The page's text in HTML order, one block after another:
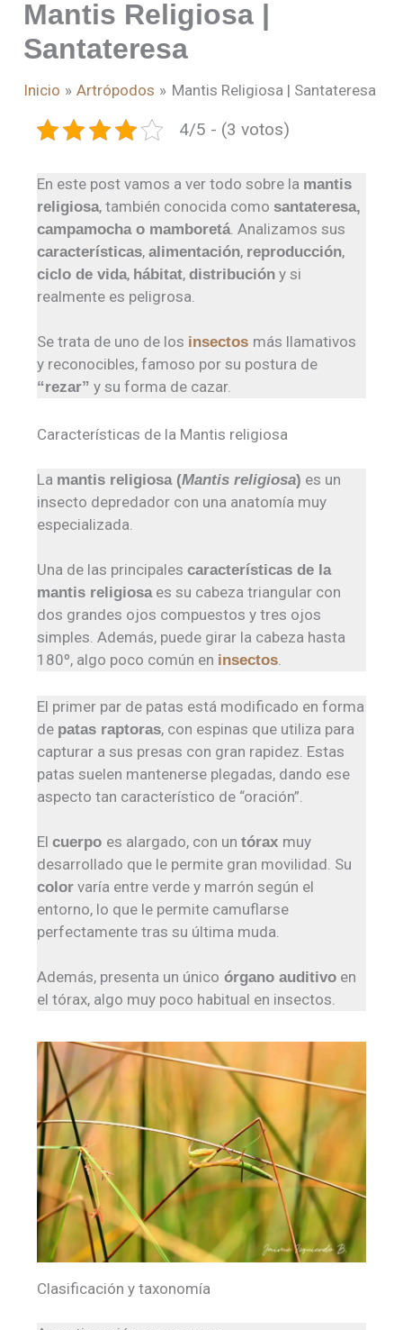
Mantis Religiosa |
Santateresa
Inicio Artrópodos Mantis Religiosa | Santateresa
4/5 - (3 votos)
En este post vamos a ver todo sobre la mantis
religiosa, también conocida como santateresa,
campamocha o mamboretá. Analizamos sus
características,alimentación, reproducción,
ciclo de vida, hábitat,distribución y si
realmente es peligrosa.
Se trata de uno de los insectos más llamativos
y reconocibles, famoso por su postura de
“rezar” y su forma de cazar.
Características de la Mantis religiosa
La mantis religiosa (Mantis religiosa) es un
insecto depredador con una anatomía muy
especializada.
Una de las principalescaracterísticas de la
mantis religiosaes su cabeza triangular con
dos grandes ojos compuestos y tres ojos
simples. Además, puede girar la cabeza hasta
180º, algo poco común en insectos.
El primer par de patas está modificado en forma
de patas raptoras, con espinas que utiliza para
capturar a sus presas con gran rapidez. Estas
patas suelen mantenerse plegadas, dando ese
aspecto tan característico de “oración”.
Elcuerpo es alargado, con untórax muy
desarrollado que le permite gran movilidad. Su
color varía entre verde y marrón según el
entorno, lo que le permite camuflarse
perfectamente tras su última muda.
Además, presenta un único órgano auditivo en
el tórax, algo muy poco habitual en insectos.
Clasificación y taxonomía